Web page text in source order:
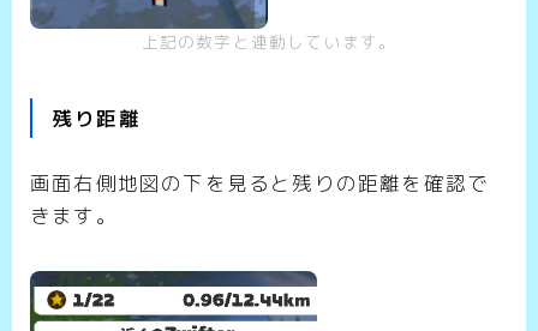
上記の数字と連動しています。
残り距離
画面右側地図の下を見ると残りの距離を確認で
きます。